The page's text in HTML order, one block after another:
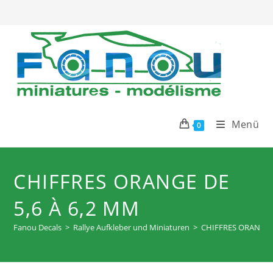
springen
0 Menü
CHIFFRES ORANGE DE
5,6 À 6,2 MM
Fanou Decals > Rallye Aufkleber und Miniaturen > CHIFFRES